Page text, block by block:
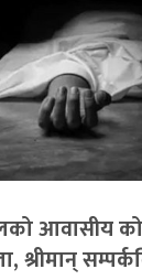
आवासीय